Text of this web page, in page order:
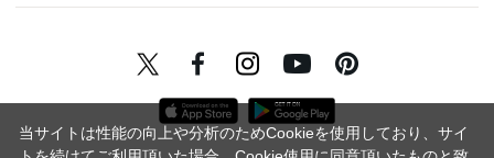
当サイトは性能の向上や分析のためCookieを使用しており、サイ